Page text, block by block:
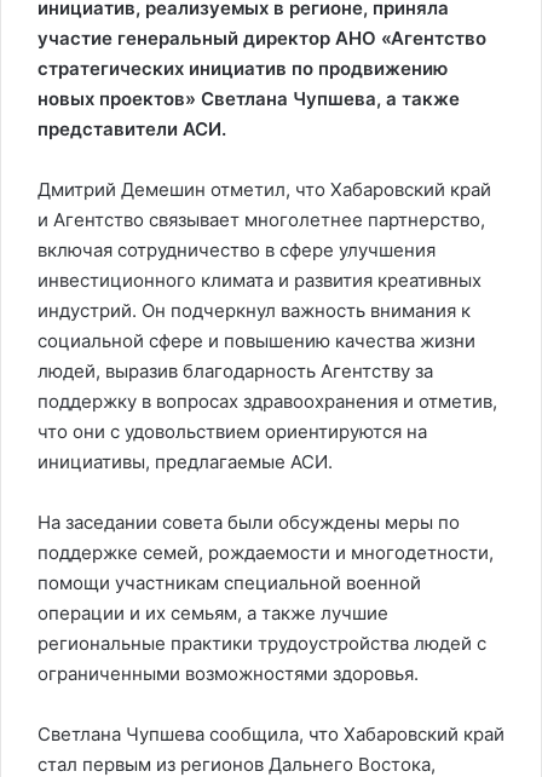
инициатив, реализуемых в регионе, приняла
участие генеральный директор АНО «Агентство
стратегических инициатив по продвижению
новых проектов» Светлана Чупшева, а также
представители АСИ.
Дмитрий Демешин отметил, что Хабаровский край
и Агентство связывает многолетнее партнерство,
включая сотрудничество в сфере улучшения
инвестиционного климата и развития креативных
индустрий. Он подчеркнул важность внимания к
социальной сфере и повышению качества жизни
людей, выразив благодарность Агентству за
поддержку в вопросах здравоохранения и отметив,
что они с удовольствием ориентируются на
инициативы, предлагаемые АСИ.
На заседании совета были обсуждены меры по
поддержке семей, рождаемости и многодетности,
помощи участникам специальной военной
операции и их семьям, а также лучшие
региональные практики трудоустройства людей с
ограниченными возможностями здоровья.
Светлана Чупшева сообщила, что Хабаровский край
стал первым из регионов Дальнего Востока,